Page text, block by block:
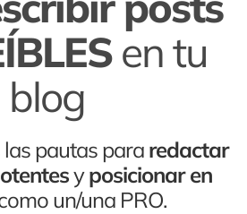
en tu
blog
pautas para redactar
yposicionar en
un/una PRO.